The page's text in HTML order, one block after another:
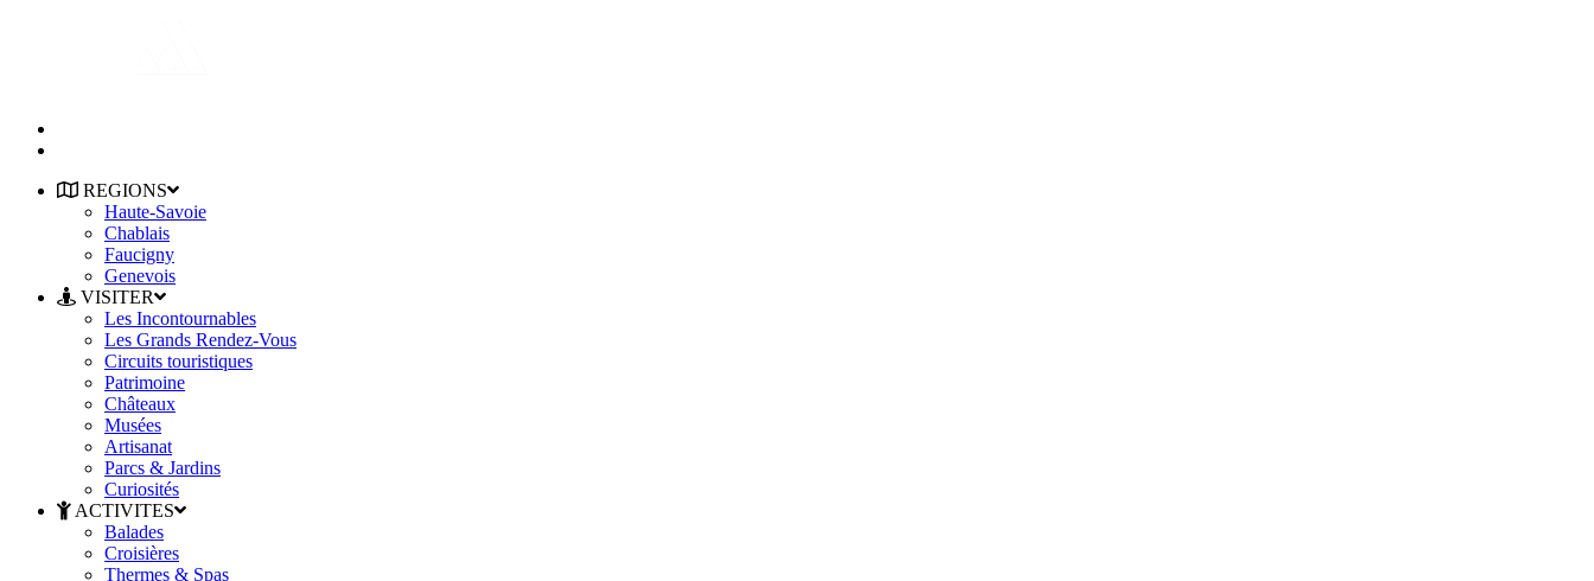
REGIONS
Haute-Savoie
Chablais
Faucigny
Genevois
VISITER
Les Incontournables
Les Grands Rendez-Vous
Circuits touristiques
Patrimoine
Châteaux
Musées
Artisanat
Parcs & Jardins
Curiosités
ACTIVITES
Balades
Croisières
Thermes & Spas